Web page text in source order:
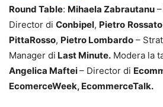
Round Table: Mihaela Zabrautanu
Director di Conbipel, Pietro Rossato
PittaRosso, Pietro Lombardo –
Manager di Last Minute. Modera la
Angelica Maftei– Director di
EcomerceWeek, EcommerceTalk.